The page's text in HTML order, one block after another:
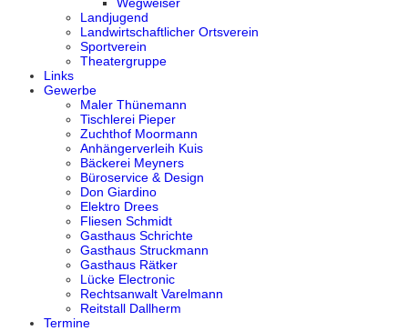
Landjugend
Landwirtschaftlicher Ortsverein
Sportverein
Theatergruppe
Links
Gewerbe
Maler Thünemann
Tischlerei Pieper
Zuchthof Moormann
Anhängerverleih Kuis
Bäckerei Meyners
Büroservice & Design
Don Giardino
Elektro Drees
Fliesen Schmidt
Gasthaus Schrichte
Gasthaus Struckmann
Gasthaus Rätker
Lücke Electronic
Rechtsanwalt Varelmann
Reitstall Dallherm
Termine